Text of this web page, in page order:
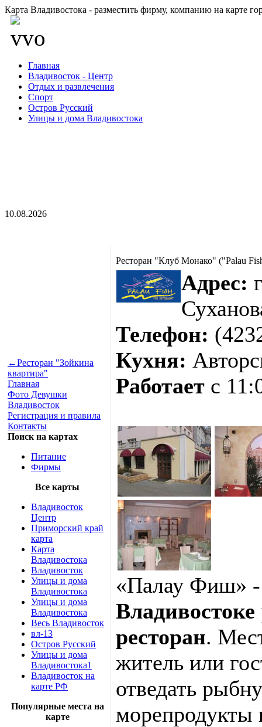
Карта Владивостока - разместить фирму, компанию на карте
Главная
Владивосток - Центр
Отдых и развлечения
Спорт
Остров Русский
Улицы и дома Владивостока
10.08.2026
←Ресторан "Зойкина
квартира"
Главная
Фото Девушки
Владивосток
Регистрация и правила
Контакты
Поиск на картах
Питание
Фирмы
Все карты
Владивосток
Центр
Приморский край
карта
Карта
Владивостока
Владивосток
Улицы и дома
Владивостока
Улицы и дома
Владивостока
Весь Владивосток
вл-13
Остров Русский
Улицы и дома
Владивостока1
Владивосток на
карте РФ
Популярные места на
карте
Ресторан "Клуб Монако" ("Palau
Адрес:
Телефон:
Кухня:
Работает с
«Палау Фиш»
Владивостоке
ресторан.
житель или
отведать
морепродукты